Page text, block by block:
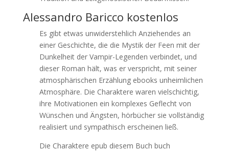
Alessandro Baricco kostenlos
Es gibt etwas unwiderstehlich Anziehendes an
einer Geschichte, die die Mystik der Feen mit der
Dunkelheit der Vampir-Legenden verbindet, und
dieser Roman hält, was er verspricht, mit seiner
atmosphärischen Erzählung ebooks unheimlichen
Atmosphäre. Die Charaktere waren vielschichtig,
ihre Motivationen ein komplexes Geflecht von
Wünschen und Ängsten, hörbücher sie vollständig
realisiert und sympathisch erscheinen ließ.
Die Charaktere epub diesem Buch buch